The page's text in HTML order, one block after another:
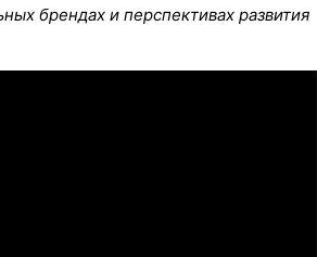
брендах и перспективах развития